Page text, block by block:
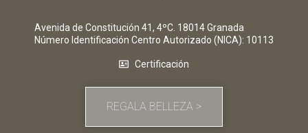
Avenida de Constitución 41, 4ºC. 18014 Granada
Número Identificación Centro Autorizado (NICA): 10113
Certificación
REGALA BELLEZA >